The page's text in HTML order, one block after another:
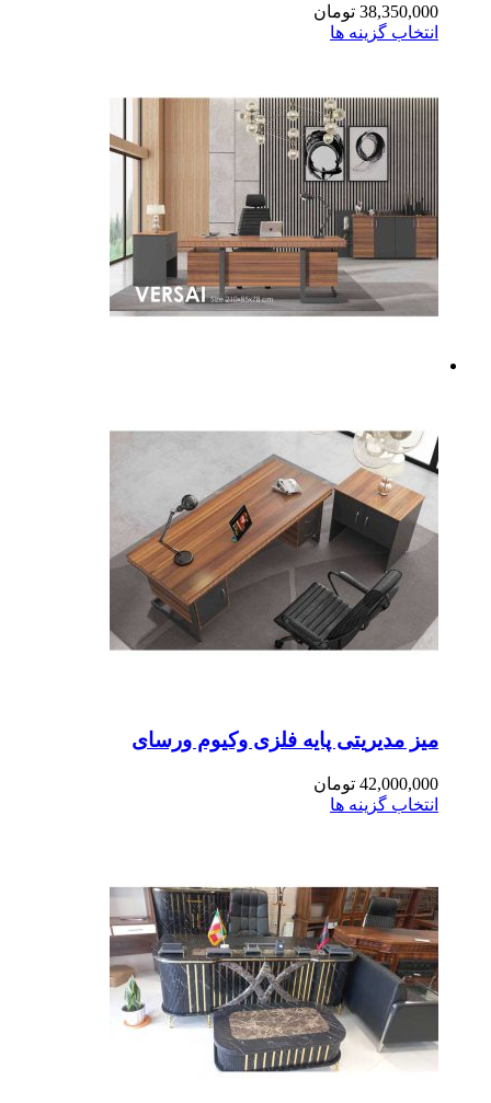
تومان
گزینه ها
مدیریتی پایه فلزی وکیوم ورسای
تومان
گزینه ها